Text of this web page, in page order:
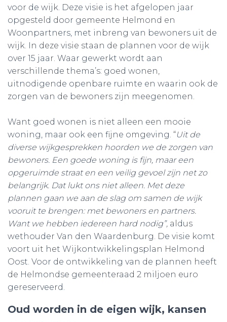
voor de wijk. Deze visie is het afgelopen jaar
opgesteld door gemeente Helmond en
Woonpartners, met inbreng van bewoners uit de
wijk. In deze visie staan de plannen voor de wijk
over 15 jaar. Waar gewerkt wordt aan
verschillende thema’s: goed wonen,
uitnodigende openbare ruimte en waarin ook de
zorgen van de bewoners zijn meegenomen.
Want goed wonen is niet alleen een mooie
woning, maar ook een fijne omgeving. “Uit de
diverse wijkgesprekken hoorden we de zorgen van
bewoners. Een goede woning is fijn, maar een
opgeruimde straat en een veilig gevoel zijn net zo
belangrijk. Dat lukt ons niet alleen. Met deze
plannen gaan we aan de slag om samen de wijk
vooruit te brengen: met bewoners en partners.
Want we hebben iedereen hard nodig”, aldus
wethouder Van den Waardenburg. De visie komt
voort uit het Wijkontwikkelingsplan Helmond
Oost. Voor de ontwikkeling van de plannen heeft
de Helmondse gemeenteraad 2 miljoen euro
gereserveerd.
Oud worden in de eigen wijk, kansen